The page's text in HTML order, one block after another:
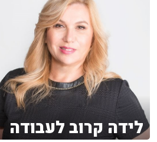
לידה קרוב לעבודה